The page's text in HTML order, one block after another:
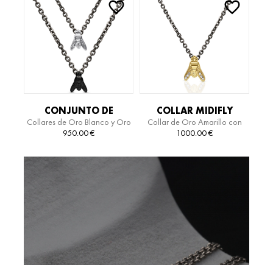
CONJUNTO DE
COLLARES MINIFLY
ESSENTIAL TITANIUM
Collares de Oro Blanco y Oro
Negro con Titanio
950.00€
COLLAR MIDIFLY
ESSENTIAL TITANIUM
Collar de Oro Amarillo con
Diamantes y Titanio
1000.00€